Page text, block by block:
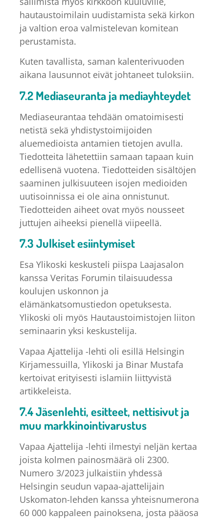
hautaustoimilain uudistamista sekä kirkon
ja valtion eroa valmistelevan komitean
perustamista.
Kuten tavallista, saman kalenterivuoden
aikana lausunnot eivät johtaneet tuloksiin.
7.2 Mediaseuranta ja mediayhteydet
Mediaseurantaa tehdään omatoimisesti
netistä sekä yhdistystoimijoiden
aluemedioista antamien tietojen avulla.
Tiedotteita lähetettiin samaan tapaan kuin
edellisenä vuotena. Tiedotteiden sisältöjen
saaminen julkisuuteen isojen medioiden
uutisoinnissa ei ole aina onnistunut.
Tiedotteiden aiheet ovat myös nousseet
juttujen aiheeksi pienellä viipeellä.
7.3 Julkiset esiintymiset
Esa Ylikoski keskusteli piispa Laajasalon
kanssa Veritas Forumin tilaisuudessa
koulujen uskonnon ja
elämänkatsomustiedon opetuksesta.
Ylikoski oli myös Hautaustoimistojen liiton
seminaarin yksi keskustelija.
Vapaa Ajattelija -lehti oli esillä Helsingin
Kirjamessuilla, Ylikoski ja Binar Mustafa
kertoivat erityisesti islamiin liittyvistä
artikkeleista.
7.4 Jäsenlehti, esitteet, nettisivut ja
muu markkinointivarustus
Vapaa Ajattelija -lehti ilmestyi neljän kertaa
joista kolmen painosmäärä oli 2300.
Numero 3/2023 julkaistiin yhdessä
Helsingin seudun vapaa-ajattelijain
Uskomaton-lehden kanssa yhteisnumerona
60 000 kappaleen painoksena, josta pääosa